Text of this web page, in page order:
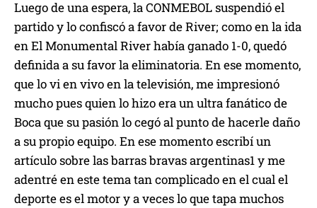
Luego de una espera, la CONMEBOL suspendió el
partido y lo confiscó a favor de River; como en la ida
en El Monumental River había ganado 1-0, quedó
definida a su favor la eliminatoria. En ese momento,
que lo vi en vivo en la televisión, me impresionó
mucho pues quien lo hizo era un ultra fanático de
Boca que su pasión lo cegó al punto de hacerle daño
a su propio equipo. En ese momento escribí un
artículo sobre las barras bravas argentinas1 y me
adentré en este tema tan complicado en el cual el
deporte es el motor y a veces lo que tapa muchos